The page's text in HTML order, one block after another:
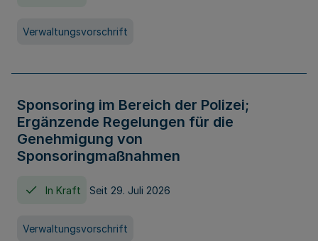
Verwaltungsvorschrift
Sponsoring im Bereich der Polizei;
Ergänzende Regelungen für die
Genehmigung von
Sponsoringmaßnahmen
In Kraft Seit 29. Juli 2026
Verwaltungsvorschrift